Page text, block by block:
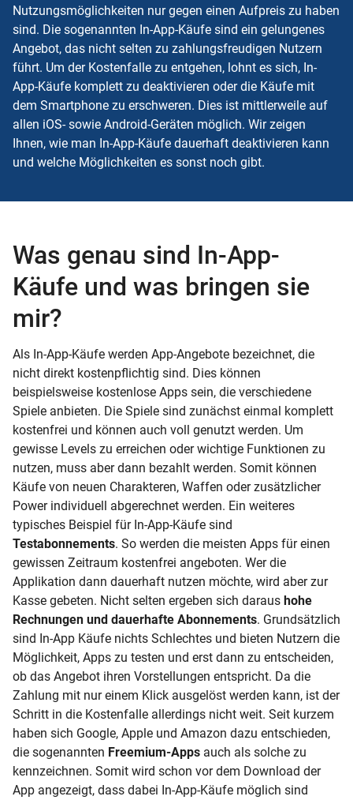
Nutzungsmöglichkeiten nur gegen einen Aufpreis zu haben
sind. Die sogenannten In-App-Käufe sind ein gelungenes
Angebot, das nicht selten zu zahlungsfreudigen Nutzern
führt. Um der Kostenfalle zu entgehen, lohnt es sich, In-
App-Käufe komplett zu deaktivieren oder die Käufe mit
dem Smartphone zu erschweren. Dies ist mittlerweile auf
allen iOS- sowie Android-Geräten möglich. Wir zeigen
Ihnen, wie man In-App-Käufe dauerhaft deaktivieren kann
und welche Möglichkeiten es sonst noch gibt.
Was genau sind In-App-
Käufe und was bringen sie
mir?
Als In-App-Käufe werden App-Angebote bezeichnet, die
nicht direkt kostenpflichtig sind. Dies können
beispielsweise kostenlose Apps sein, die verschiedene
Spiele anbieten. Die Spiele sind zunächst einmal komplett
kostenfrei und können auch voll genutzt werden. Um
gewisse Levels zu erreichen oder wichtige Funktionen zu
nutzen, muss aber dann bezahlt werden. Somit können
Käufe von neuen Charakteren, Waffen oder zusätzlicher
Power individuell abgerechnet werden. Ein weiteres
typisches Beispiel für In-App-Käufe sind
Testabonnements. So werden die meisten Apps für einen
gewissen Zeitraum kostenfrei angeboten. Wer die
Applikation dann dauerhaft nutzen möchte, wird aber zur
Kasse gebeten. Nicht selten ergeben sich daraus hohe
Rechnungen und dauerhafte Abonnements. Grundsätzlich
sind In-App Käufe nichts Schlechtes und bieten Nutzern die
Möglichkeit, Apps zu testen und erst dann zu entscheiden,
ob das Angebot ihren Vorstellungen entspricht. Da die
Zahlung mit nur einem Klick ausgelöst werden kann, ist der
Schritt in die Kostenfalle allerdings nicht weit. Seit kurzem
haben sich Google, Apple und Amazon dazu entschieden,
die sogenannten Freemium-Apps auch als solche zu
kennzeichnen. Somit wird schon vor dem Download der
App angezeigt, dass dabei In-App-Käufe möglich sind